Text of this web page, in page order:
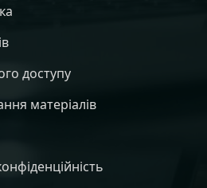
доступу
матеріалів